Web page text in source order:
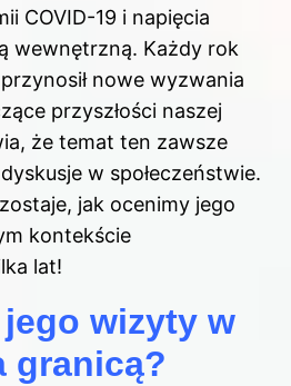
COVID-19 i napięcia
wewnętrzną. Każdy rok
nowe wyzwania
przyszłości naszej
że temat ten zawsze
w społeczeństwie.
jak ocenimy jego
kontekście
lat!
jego wizyty w
granicą?